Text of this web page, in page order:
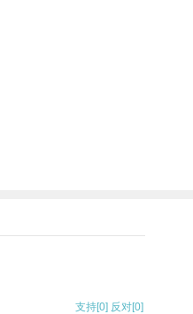
支持[0] 反对[0]